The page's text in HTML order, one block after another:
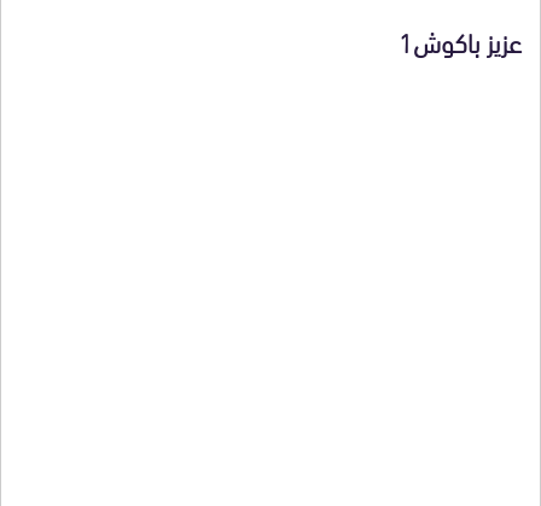
عزيز باكوش1